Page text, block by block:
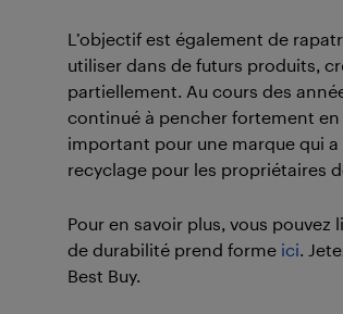
L’objectif est également de
utiliser dans de futurs produits,
partiellement. Au cours des
continué à pencher fortement
important pour une marque qui
recyclage pour les propriétaires
Pour en savoir plus, vous pouvez
de durabilité prend forme ici .
Best Buy.